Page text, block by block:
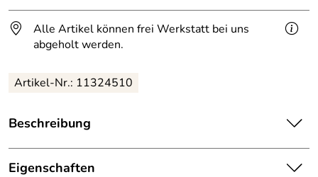
Alle Artikel können frei Werkstatt bei uns
abgeholt werden.
Artikel-Nr.: 11324510
Beschreibung
Spiralschaleaus Drahtschale aus 4 mm Eisendraht.
Die Schale ist aus 4 mm Draht mit der Flamme
Eigenschaften